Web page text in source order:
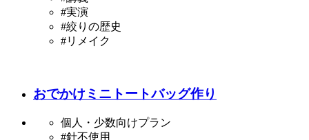
#実演
#絞りの歴史
#リメイク
おでかけミニトートバッグ作り
個人・少数向けプラン
#針不使用